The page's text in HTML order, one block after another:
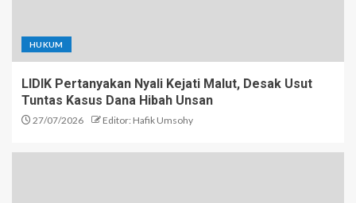
HUKUM
LIDIK Pertanyakan Nyali Kejati Malut, Desak Usut
Tuntas Kasus Dana Hibah Unsan
27/07/2026 Editor: Hafik Umsohy